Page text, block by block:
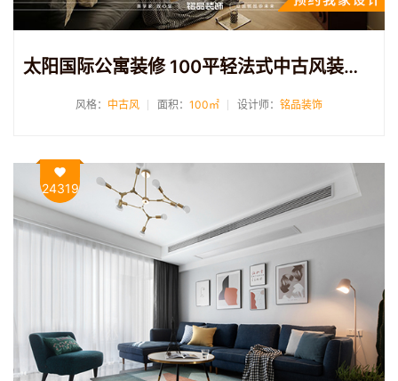
太阳国际公寓装修 100平轻法式中古风装修案例分享
风格： 中古风 面积： 100㎡ 设计师： 铭品装饰
24319